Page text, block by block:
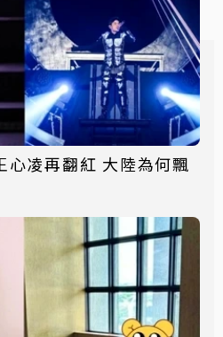
心凌再翻紅 大陸為何飄